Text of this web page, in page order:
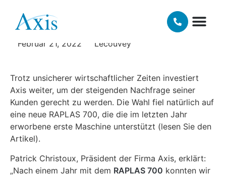
Investitionen mit RAPLAS
Februar 21, 2022 Lecouvey
Trotz unsicherer wirtschaftlicher Zeiten investiert
Axis weiter, um der steigenden Nachfrage seiner
Kunden gerecht zu werden. Die Wahl fiel natürlich auf
eine neue RAPLAS 700, die die im letzten Jahr
erworbene erste Maschine unterstützt (lesen Sie den
Artikel).
Patrick Christoux, Präsident der Firma Axis, erklärt:
„Nach einem Jahr mit dem RAPLAS 700 konnten wir